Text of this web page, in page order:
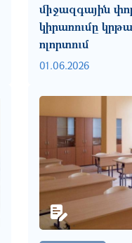
միջազգային
կիրառումը
ոլորտում
01.06.2026